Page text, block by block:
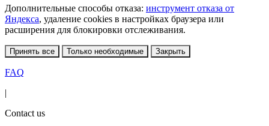
Дополнительные способы отказа: инструмент отказа от
Яндекса, удаление cookies в настройках браузера или
расширения для блокировки отслеживания.
Принять все Только необходимые Закрыть
FAQ
|
Contact us